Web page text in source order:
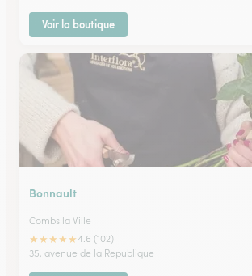
Voir la boutique
Bonnault
Combs la Ville
★★★★★4.6 (102)
35, avenue de la Republique